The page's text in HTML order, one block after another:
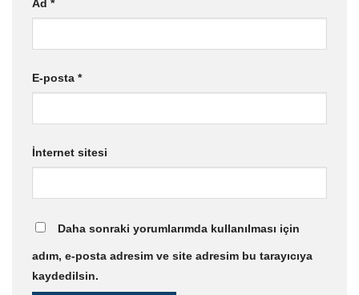
Ad *
E-posta *
İnternet sitesi
Daha sonraki yorumlarımda kullanılması için
adım, e-posta adresim ve site adresim bu tarayıcıya
kaydedilsin.